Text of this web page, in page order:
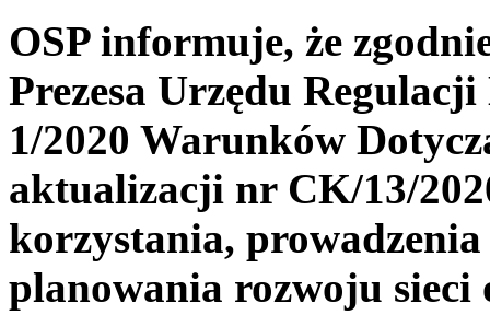
OSP informuje, że
Prezesa Urzędu
1/2020 Warunków
aktualizacji nr CK/13/
korzystania,
planowania rozwoju